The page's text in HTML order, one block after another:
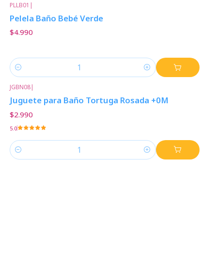
PLLB01 |
Pelela Baño Bebé Verde
$4.990
Cantidad
JGBN08|
Juguete para Baño Tortuga Rosada +0M
$2.990
5.0
Cantidad